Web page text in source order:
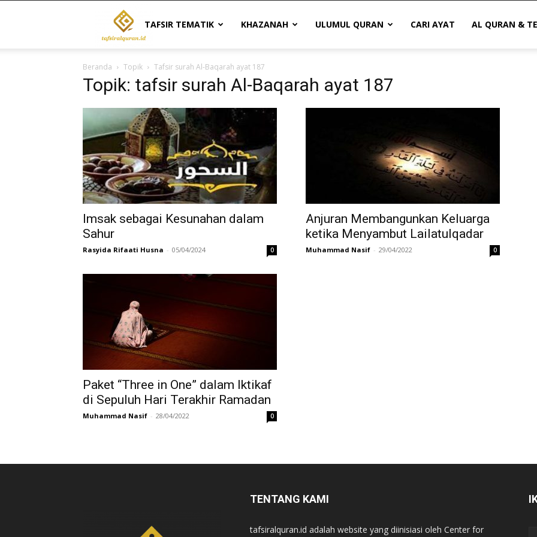
Tafsir
Al
Quran
|
Referensi
Indonesia
TAFSIR TEMATIK KHAZANAH ULUMUL QURAN CARI AYAT AL QURAN &
Beranda Topik Tafsir surah Al-Baqarah ayat 187
Topik: tafsir surah Al-Baqarah ayat 187
Imsak sebagai Kesunahan dalam
Sahur
Rasyida Rifaati Husna - 05/04/2024 0
Anjuran Membangunkan Keluarga
ketika Menyambut Lailatulqadar
Muhammad Nasif - 29/04/2022 0
Paket “Three in One” dalam Iktikaf
di Sepuluh Hari Terakhir Ramadan
Muhammad Nasif - 28/04/2022 0
TENTANG KAMI
tafsiralquran.id adalah website yang diinisiasi oleh Center for